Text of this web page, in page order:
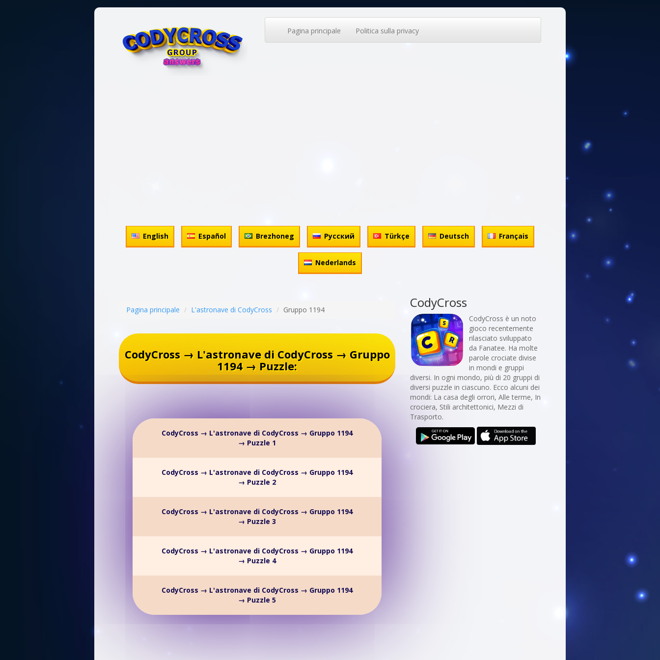
Pagina principale Politica sulla privacy
English Español Brezhoneg Русский Türkçe Deutsch Français
Nederlands
Pagina principale L'astronave di CodyCross Gruppo 1194
CodyCross → L'astronave di CodyCross → Gruppo
1194 → Puzzle:
CodyCross → L'astronave di CodyCross → Gruppo 1194
→ Puzzle 1
CodyCross → L'astronave di CodyCross → Gruppo 1194
→ Puzzle 2
CodyCross → L'astronave di CodyCross → Gruppo 1194
→ Puzzle 3
CodyCross → L'astronave di CodyCross → Gruppo 1194
→ Puzzle 4
CodyCross → L'astronave di CodyCross → Gruppo 1194
→ Puzzle 5
CodyCross
CodyCross è un noto
gioco recentemente
rilasciato sviluppato
da Fanatee. Ha molte
parole crociate divise
in mondi e gruppi
diversi. In ogni mondo, più di 20 gruppi di
diversi puzzle in ciascuno. Ecco alcuni dei
mondi: La casa degli orrori, Alle terme, In
crociera, Stili architettonici, Mezzi di
Trasporto.